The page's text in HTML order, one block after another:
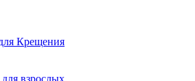
Крещения
взрослых